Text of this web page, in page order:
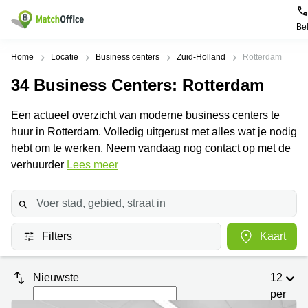
Bel
Huren / Verhuren
Productpagina's
Kantoorruimten
Business
Centers
Coworking
Vergaderruimten
Virtueel
Kantoor
Populaire
Alkmaar
Amsterdam
Oost
Amsterdam
Westpoort
Bergen
op
Zoom
Amersfoort
Breda
Populaire
Kantoorruimte
in Breda
Kantoor
Bergen
op
Zoom
Kantoor
huren
Kantoor
huren
Help
Over ons
Voeg je kantoorruimte toe
Huurprijs
Log in
Home Locatie Business centers Zuid-Holland Rotterdam
34 Business Centers: Rotterdam
Een actueel overzicht van moderne business centers te
huur in Rotterdam. Volledig uitgerust met alles wat je nodig
hebt om te werken. Neem vandaag nog contact op met de
verhuurder Lees meer
Filters Kaart
Nieuwste
12
per